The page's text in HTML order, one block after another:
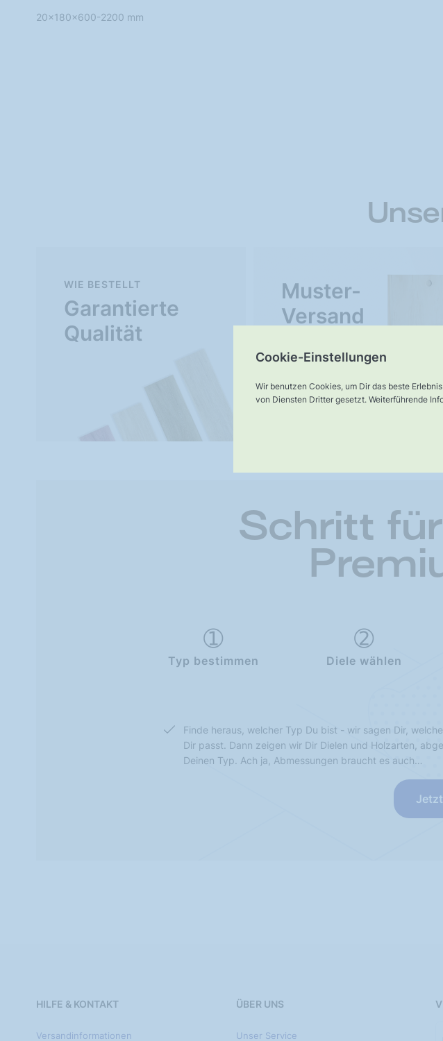
Cookie-Einstellungen
Wir benutzen Cookies, um Dir das beste
von Diensten Dritter gesetzt. Weiterführende
20x180x600-2200 mm
Garantierte
Qualität
WIE BESTELLT
Muster-
Versand
Schritt
Typ bestimmen Diele wählen
Finde heraus, welcher Typ Du bist - wir sagen Dir,
Dir passt. Dann zeigen wir Dir Dielen und Holzarten,
Deinen Typ. Ach ja, Abmessungen braucht es auch…
HILFE & KONTAKT
Versandinformationen
ÜBER UNS
Unser Service